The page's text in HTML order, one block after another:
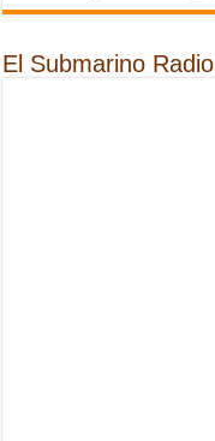
El Submarino Radio